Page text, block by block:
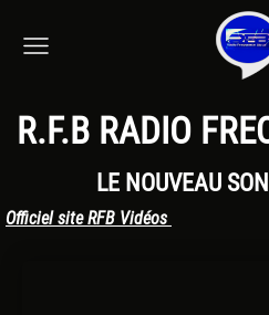
R.F.B RADIO
LE NOUVEAU
Officiel site RFB Vidéos